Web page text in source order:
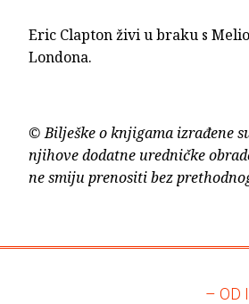
Eric Clapton živi u braku s
Londona.
© Bilješke o knjigama izrađene
njihove dodatne uredničke
ne smiju prenositi bez
– OD